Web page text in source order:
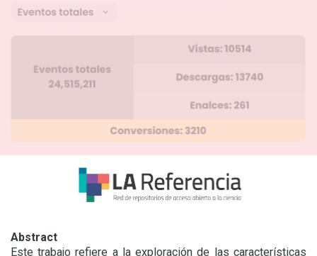
Abstract
Este trabajo refiere a la exploración de las características